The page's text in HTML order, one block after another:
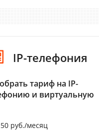
IP-телефония
тариф на IP-
и виртуальную
руб./месяц